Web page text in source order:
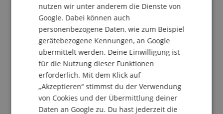
Alles Top!
Bewertung vonAhmadvom 01.04.2025
verifizierter Kauf
Einfache bestellung, schnelle lieferung, gut verpackt.
Alles in allem top erfahrung. Sollte ich nochmal etwas
in die richtung brauchen werde ich hier
vorbeischauen!
nutzen wir unter anderem die Dienste von
Google. Dabei können auch
personenbezogene Daten, wie zum Beispiel
gerätebezogene Kennungen, an Google
übermittelt werden. Deine Einwilligung ist
für die Nutzung dieser Funktionen
erforderlich. Mit dem Klick auf
„Akzeptieren“ stimmst du der Verwendung
von Cookies und der Übermittlung deiner
Daten an Google zu. Du hast jederzeit die